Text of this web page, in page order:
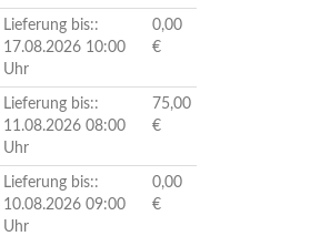
Lieferung bis::
17.08.2026 10:00
Uhr
0,00
€
Lieferung bis::
11.08.2026 08:00
Uhr
75,00
€
Lieferung bis::
10.08.2026 09:00
Uhr
0,00
€